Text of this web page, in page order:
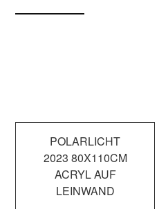
POLARLICHT
2023 80X110CM
ACRYL AUF
LEINWAND